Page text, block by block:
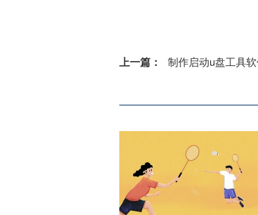
上一篇： 制作启动u盘工具软件有哪些？目前好